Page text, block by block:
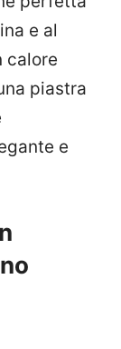
e al
calore
piastra
e